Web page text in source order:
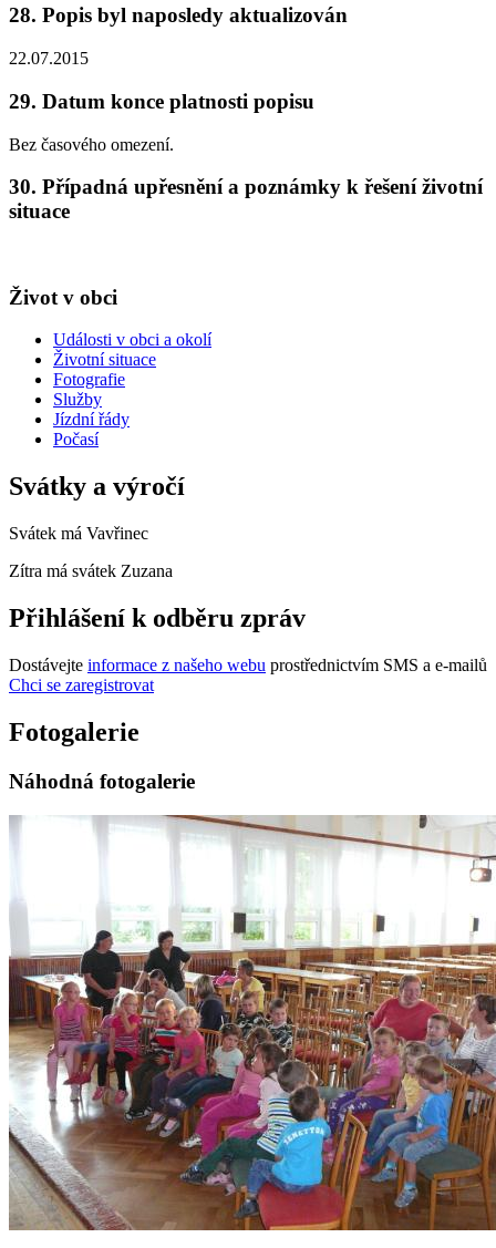
28. Popis byl naposledy aktualizován
22.07.2015
29. Datum konce platnosti popisu
Bez časového omezení.
30. Případná upřesnění a poznámky k řešení životní
situace
Život v obci
Události v obci a okolí
Životní situace
Fotografie
Služby
Jízdní řády
Počasí
Svátky a výročí
Svátek má Vavřinec
Zítra má svátek Zuzana
Přihlášení k odběru zpráv
Dostávejte informace z našeho webu prostřednictvím SMS a e-mailů
Chci se zaregistrovat
Fotogalerie
Náhodná fotogalerie